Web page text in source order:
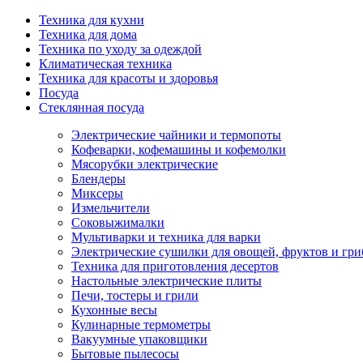
Техника для кухни
Техника для дома
Техника по уходу за одеждой
Климатическая техника
Техника для красоты и здоровья
Посуда
Стеклянная посуда
Электрические чайники и термопоты
Кофеварки, кофемашины и кофемолки
Мясорубки электрические
Блендеры
Миксеры
Измельчители
Соковыжималки
Мультиварки и техника для варки
Электрические сушилки для овощей, фруктов и
Техника для приготовления десертов
Настольные электрические плиты
Печи, тостеры и грили
Кухонные весы
Кулинарные термометры
Вакуумные упаковщики
Бытовые пылесосы